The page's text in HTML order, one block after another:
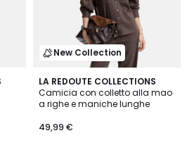
New Collection
LA REDOUTE COLLECTIONS
Camicia con colletto alla mao
a righe e maniche lunghe
49,99 €